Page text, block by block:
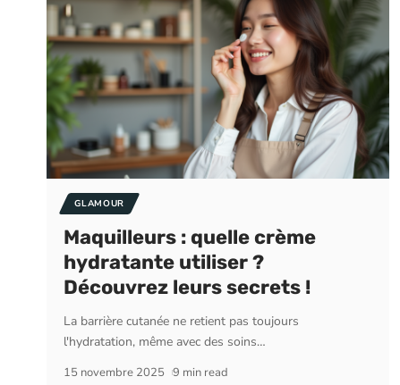
GLAMOUR
Maquilleurs : quelle crème
hydratante utiliser ?
Découvrez leurs secrets !
La barrière cutanée ne retient pas toujours
l'hydratation, même avec des soins…
15 novembre 2025 9 min read